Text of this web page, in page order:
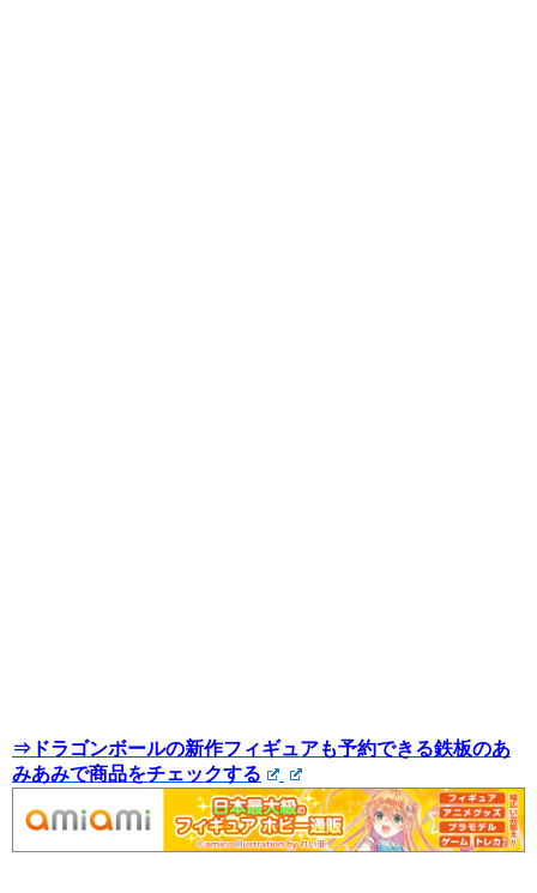
⇒ドラゴンボールの新作フィギュアも予約できる鉄板のあ
みあみで商品をチェックする